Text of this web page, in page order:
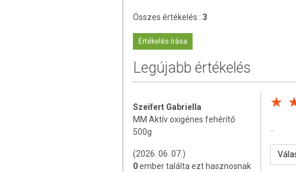
Összes értékelés : 3
Értékelés írása
Legújabb értékelés
Szeifert Gabriella
MM Aktív oxigénes fehérítő
500g
(2026. 06. 07.)
0ember találta ezt hasznosnak